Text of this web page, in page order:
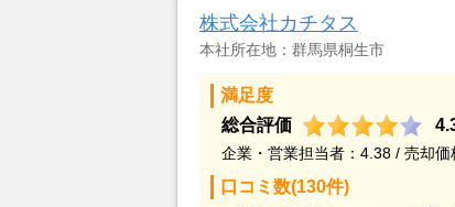
株式会社カチタス
本社所在地：群馬県桐生市
満足度
総合評価
企業・営業担当者：4.38 / 売却
口コミ数(130件)